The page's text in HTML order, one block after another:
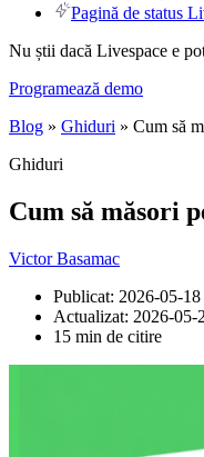
Pagină de status
Nu știi dacă Livespace e
Programează demo
Blog » Ghiduri » Cum să
Ghiduri
Cum să măsori
Victor Basamac
Publicat: 2026-05-18
Actualizat: 2026-05-
15 min de citire